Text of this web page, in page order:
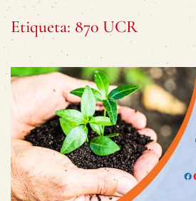
Etiqueta: 870 UCR